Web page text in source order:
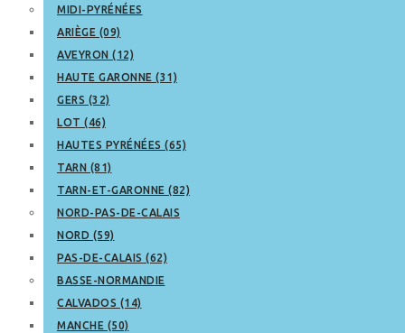
MIDI-PYRÉNÉES
ARIÈGE (09)
AVEYRON (12)
HAUTE GARONNE (31)
GERS (32)
LOT (46)
HAUTES PYRÉNÉES (65)
TARN (81)
TARN-ET-GARONNE (82)
NORD-PAS-DE-CALAIS
NORD (59)
PAS-DE-CALAIS (62)
BASSE-NORMANDIE
CALVADOS (14)
MANCHE (50)